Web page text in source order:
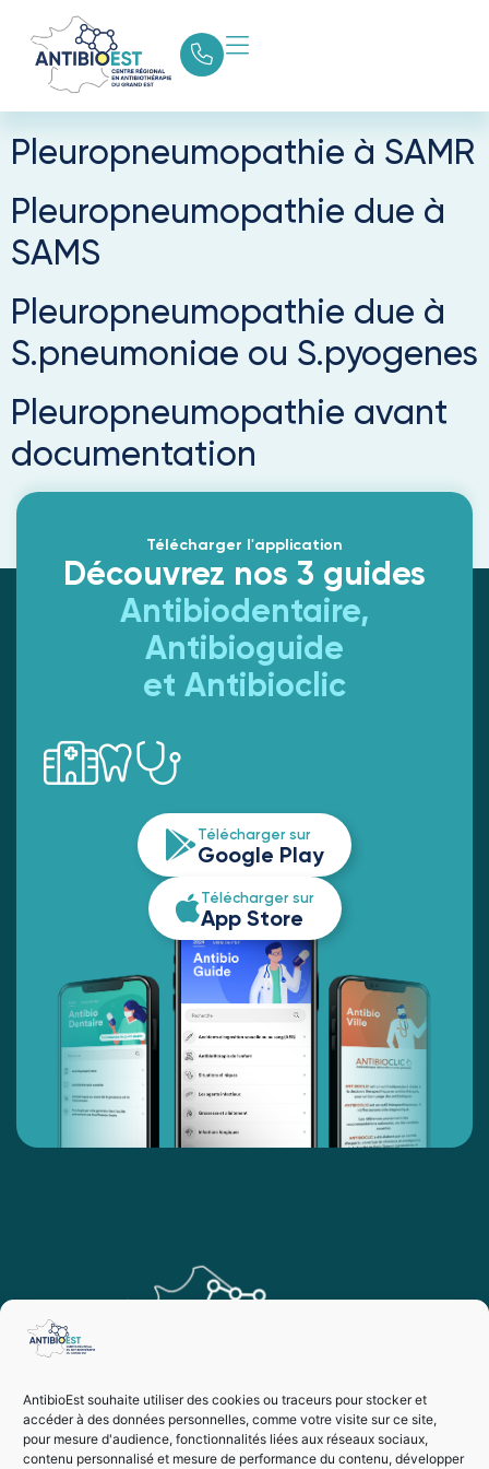
AntibioEst souhaite utiliser des cookies ou traceurs pour stocker et
accéder à des données personnelles, comme votre visite sur ce site,
pour mesure d'audience, fonctionnalités liées aux réseaux sociaux,
contenu personnalisé et mesure de performance du contenu, développer
Catégorie guide :
Pleuropneumopathies
Pleuropneumopathie à SAMR
Pleuropneumopathie due à
SAMS
Pleuropneumopathie due à
S.pneumoniae ou S.pyogenes
Pleuropneumopathie avant
documentation
Télécharger l'application
Découvrez nos 3 guides
Antibiodentaire,
Antibioguide
et Antibioclic
Télécharger sur
Google Play
Télécharger sur
App Store